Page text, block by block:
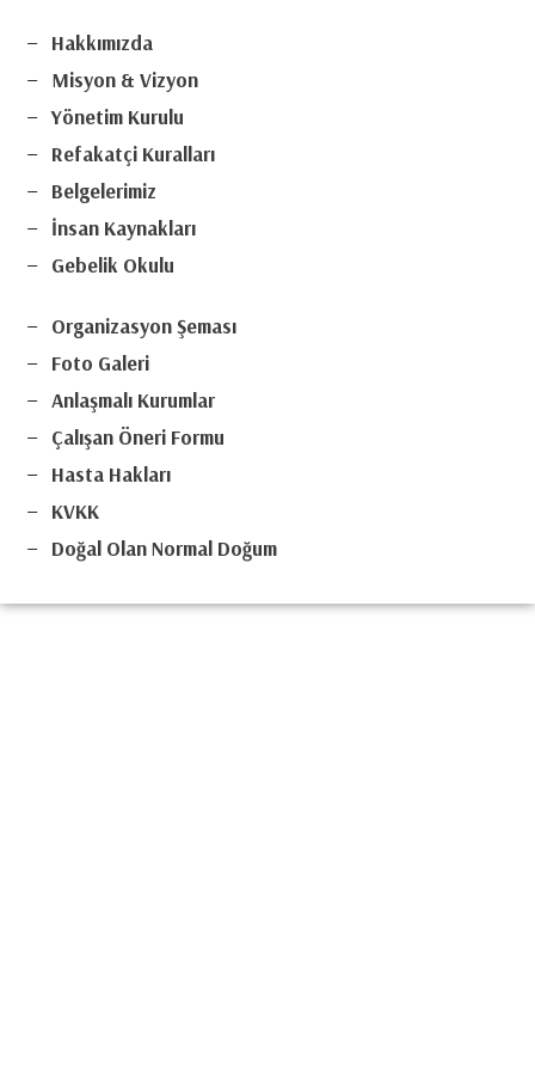
Hakkımızda
Misyon & Vizyon
Yönetim Kurulu
Refakatçi Kuralları
Belgelerimiz
İnsan Kaynakları
Gebelik Okulu
Organizasyon Şeması
Foto Galeri
Anlaşmalı Kurumlar
Çalışan Öneri Formu
Hasta Hakları
KVKK
Doğal Olan Normal Doğum